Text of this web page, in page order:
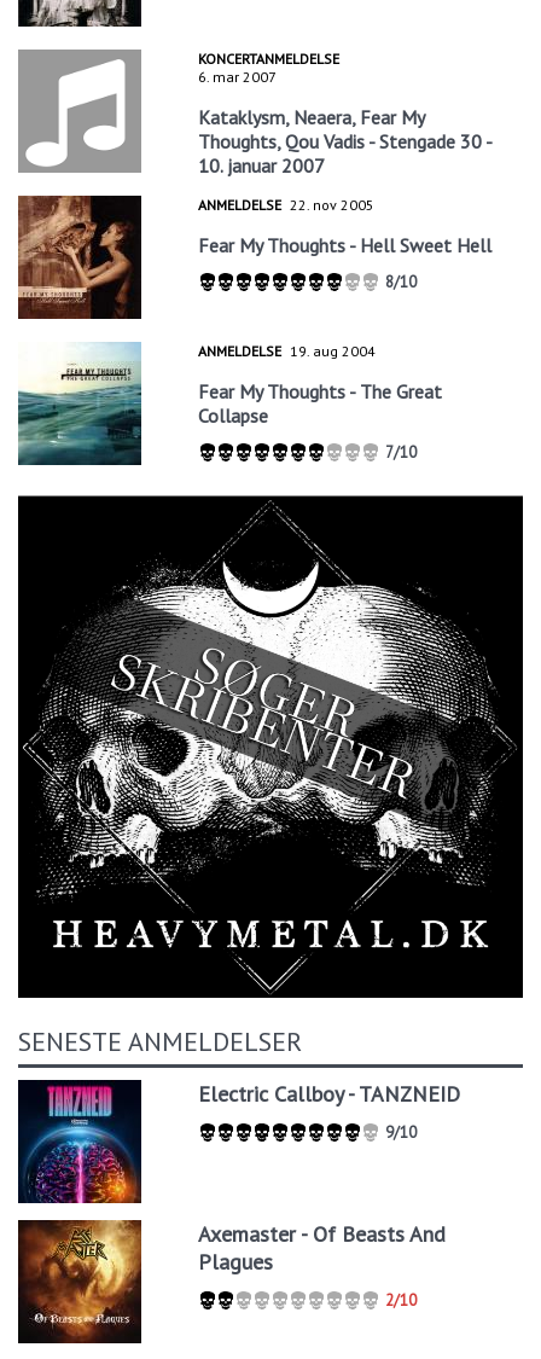
KONCERTANMELDELSE
6. mar 2007
Kataklysm, Neaera, Fear My
Thoughts, Qou Vadis - Stengade 30 -
10. januar 2007
ANMELDELSE 22. nov 2005
Fear My Thoughts - Hell Sweet Hell
8/10
ANMELDELSE 19. aug 2004
Fear My Thoughts - The Great
Collapse
7/10
SENESTE ANMELDELSER
Electric Callboy - TANZNEID
9/10
Axemaster - Of Beasts And
Plagues
2/10